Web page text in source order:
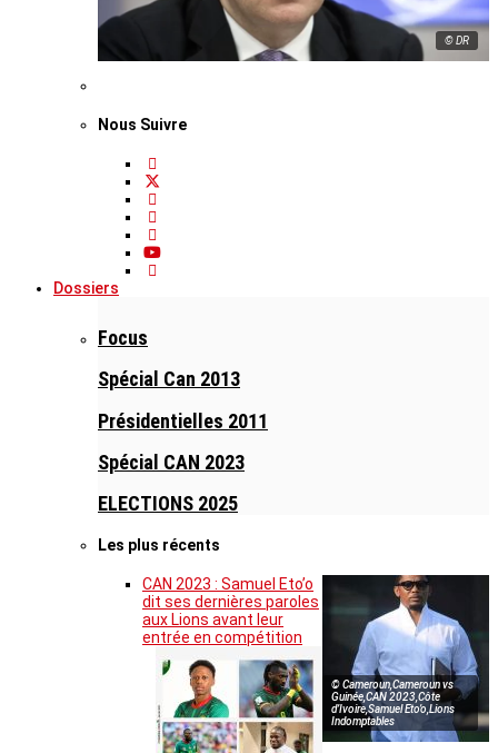
© DR
Nous Suivre
Dossiers
Focus
Spécial Can 2013
Présidentielles 2011
Spécial CAN 2023
ELECTIONS 2025
Les plus récents
© Cameroun,Cameroun vs
Guinée,CAN 2023,Côte
d’Ivoire,Samuel Eto’o,Lions
Indomptables
CAN 2023 : Samuel Eto’o
dit ses dernières paroles
aux Lions avant leur
entrée en compétition